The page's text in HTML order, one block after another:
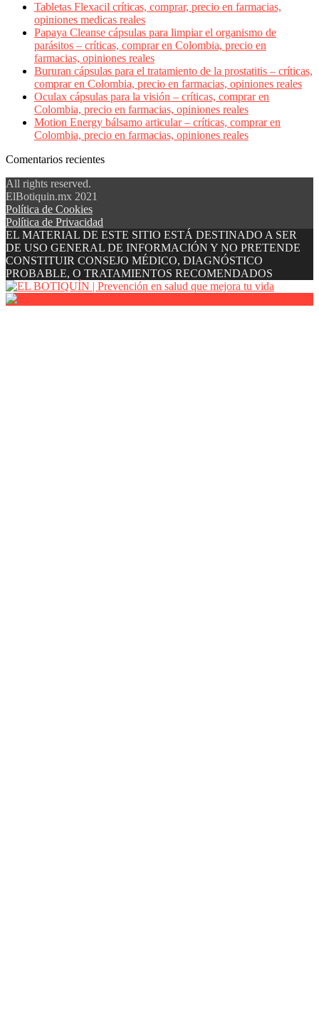
Tabletas Flexacil críticas, comprar, precio en farmacias,
opiniones medicas reales
Papaya Cleanse cápsulas para limpiar el organismo de
parásitos – críticas, comprar en Colombia, precio en
farmacias, opiniones reales
Bururan cápsulas para el tratamiento de la prostatitis – críticas,
comprar en Colombia, precio en farmacias, opiniones reales
Oculax cápsulas para la visión – críticas, comprar en
Colombia, precio en farmacias, opiniones reales
Motion Energy bálsamo articular – críticas, comprar en
Colombia, precio en farmacias, opiniones reales
Comentarios recientes
All rights reserved.
ElBotiquin.mx 2021
Política de Cookies
Política de Privacidad
EL MATERIAL DE ESTE SITIO ESTÁ DESTINADO A SER
DE USO GENERAL DE INFORMACIÓN Y NO PRETENDE
CONSTITUIR CONSEJO MÉDICO, DIAGNÓSTICO
PROBABLE, O TRATAMIENTOS RECOMENDADOS